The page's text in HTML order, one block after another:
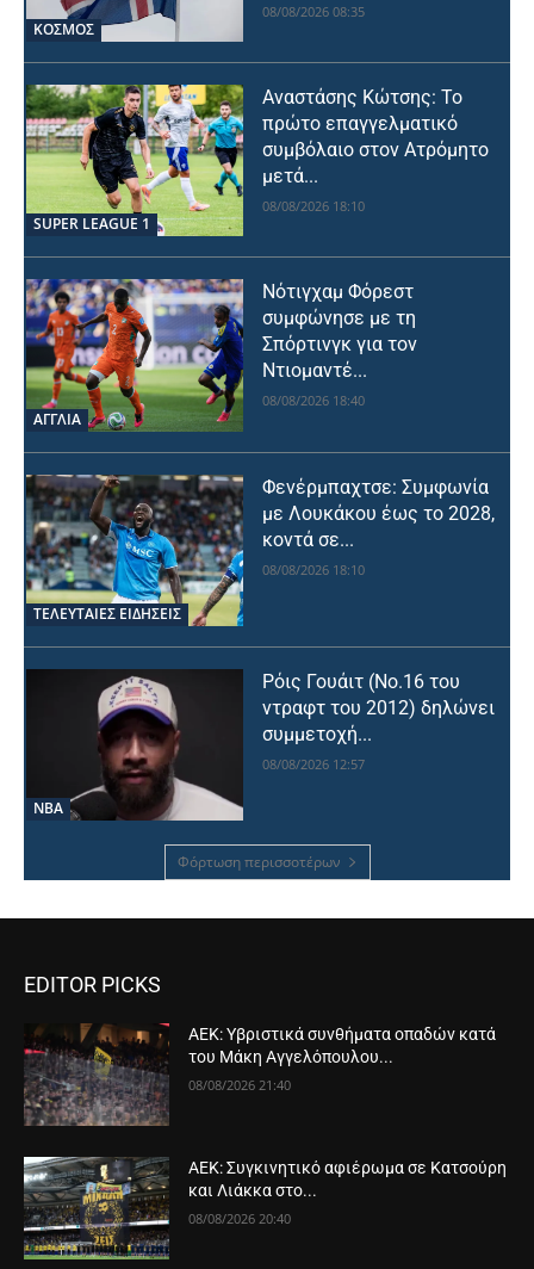
ΚΟΣΜΟΣ
08/08/2026 08:35
SUPER LEAGUE 1
Αναστάσης Κώτσης: Το
πρώτο επαγγελματικό
συμβόλαιο στον Ατρόμητο
μετά...
08/08/2026 18:10
ΑΓΓΛΙΑ
Νότιγχαμ Φόρεστ
συμφώνησε με τη
Σπόρτινγκ για τον
Ντιομαντέ...
08/08/2026 18:40
ΤΕΛΕΥΤΑΙΕΣ ΕΙΔΗΣΕΙΣ
Φενέρμπαχτσε: Συμφωνία
με Λουκάκου έως το 2028,
κοντά σε...
08/08/2026 18:10
NBA
Ρόις Γουάιτ (Νο.16 του
ντραφτ του 2012) δηλώνει
συμμετοχή...
08/08/2026 12:57
Φόρτωση περισσοτέρων
EDITOR PICKS
ΑΕΚ: Υβριστικά συνθήματα οπαδών κατά
του Μάκη Αγγελόπουλου...
08/08/2026 21:40
ΑΕΚ: Συγκινητικό αφιέρωμα σε Κατσούρη
και Λιάκκα στο...
08/08/2026 20:40